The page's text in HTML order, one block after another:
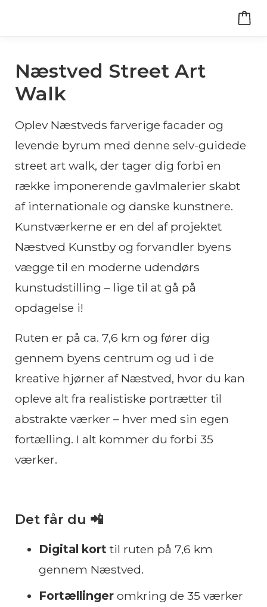
Næstved Street Art
Walk
Oplev Næstveds farverige facader og
levende byrum med denne selv-guidede
street art walk, der tager dig forbi en
række imponerende gavlmalerier skabt
af internationale og danske kunstnere.
Kunstværkerne er en del af projektet
Næstved Kunstby og forvandler byens
vægge til en moderne udendørs
kunstudstilling – lige til at gå på
opdagelse i!
Ruten er på ca. 7,6 km og fører dig
gennem byens centrum og ud i de
kreative hjørner af Næstved, hvor du kan
opleve alt fra realistiske portrætter til
abstrakte værker – hver med sin egen
fortælling. I alt kommer du forbi 35
værker.
Det får du 📲
Digital kort til ruten på 7,6 km
gennem Næstved.
Fortællinger omkring de 35 værker